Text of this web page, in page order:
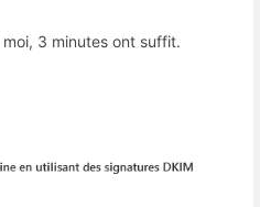
3 minutes ont suffit.